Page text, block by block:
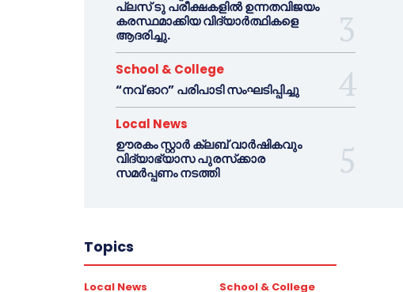
പ്ലസ് ടു പരീക്ഷകളിൽ ഉന്നതവിജയം
കരസ്ഥമാക്കിയ വിദ്യാർത്ഥികളെ
ആദരിച്ചു.
School & College
“നവ് ഓറ” പരിപാടി സംഘടിപ്പിച്ചു
Local News
ഊരകം സ്റ്റാർ ക്ലബ് വാർഷികവും
വിദ്യാഭ്യാസ പുരസ്‌ക്കാര
സമർപ്പണം നടത്തി
Topics
Local News School & College